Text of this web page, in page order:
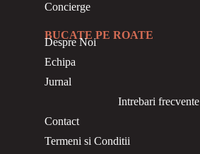
Concierge
BUCATE PE ROATE
Despre Noi
Echipa
Jurnal
Intrebari frecvente
Contact
Termeni si Conditii